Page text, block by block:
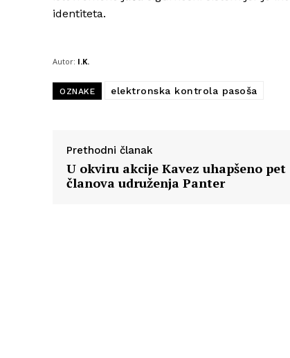
identiteta.
Autor: I.K.
OZNAKE elektronska kontrola pasoša
Prethodni članak
U okviru akcije Kavez uhapšeno pet
članova udruženja Panter